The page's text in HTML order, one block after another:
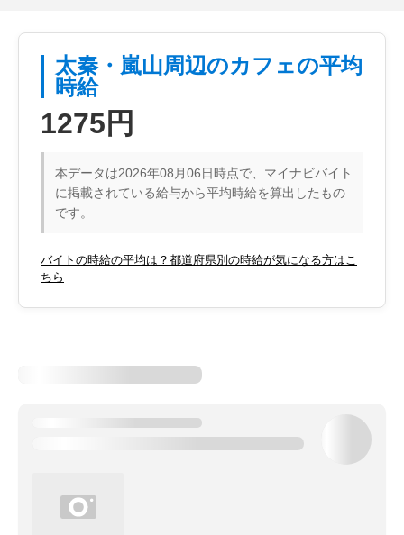
太秦・嵐山周辺のカフェの平均
時給
1275円
本データは2026年08月06日時点で、マイナビバイト
に掲載されている給与から平均時給を算出したもの
です。
バイトの時給の平均は？都道府県別の時給が気になる方はこ
ちら